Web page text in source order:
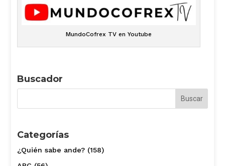
MundoCofrex TV en Youtube
Buscador
Categorías
¿Quién sabe ande?(158)